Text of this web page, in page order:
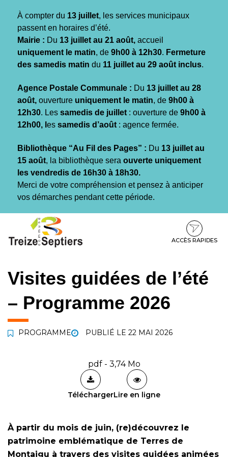
À compter du 13 juillet, les services municipaux
passent en horaires d’été.
Mairie : Du 13 juillet au 21 août, accueil
uniquement le matin, de 9h00 à 12h30. Fermeture
des samedis matin du 11 juillet au 29 août inclus.
Agence Postale Communale : Du 13 juillet au 28
août, ouverture uniquement le matin, de 9h00 à
12h30. Les samedis de juillet : ouverture de 9h00 à
12h00, l es samedis d’août : agence fermée.
Bibliothèque “Au Fil des Pages” : Du 13 juillet au
15 août, la bibliothèque sera ouverte uniquement
les vendredis de 16h30 à 18h30.
Merci de votre compréhension et pensez à anticiper
vos démarches pendant cette période.
contenu
pied
ACCÈS RAPIDES
Visites guidées de l’été
– Programme 2026
PROGRAMME PUBLIÉ LE 22 MAI 2026
pdf - 3,74 Mo
TéléchargerLire en ligne
À partir du mois de juin, (re)découvrez le
patrimoine emblématique de Terres de
Montaigu à travers des visites guidées animées